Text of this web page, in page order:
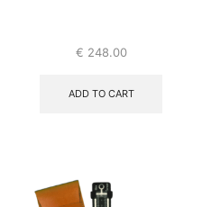
€ 248.00
ADD TO CART